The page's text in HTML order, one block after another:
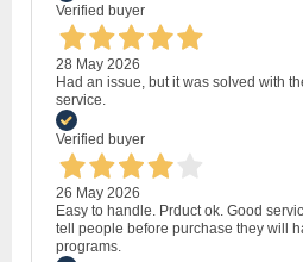
Verified buyer
28 May 2026
Had an issue, but it was solved with
service.
Verified buyer
26 May 2026
Easy to handle. Prduct ok. Good
tell people before purchase they will
programs.